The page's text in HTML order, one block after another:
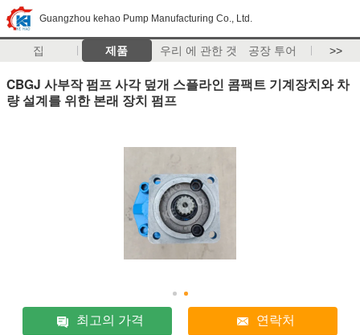
Guangzhou kehao Pump Manufacturing Co., Ltd.
집 제품 우리 에 관한 것 공장 투어 >>
CBGJ 사부작 펌프 사각 덮개 스플라인 콤팩트 기계장치와 차
량 설계를 위한 본래 장치 펌프
최고의 가격 연락처